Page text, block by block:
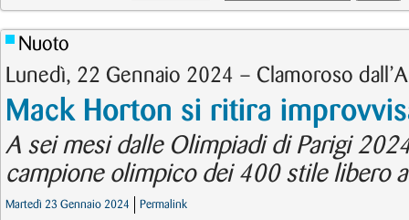
Nuoto
Lunedì, 22 Gennaio 2024 – Clamoroso
Mack Horton si ritira
A sei mesi dalle Olimpiadi di Parigi
campione olimpico dei 400 stile libero
Martedì 23 Gennaio 2024 Permalink